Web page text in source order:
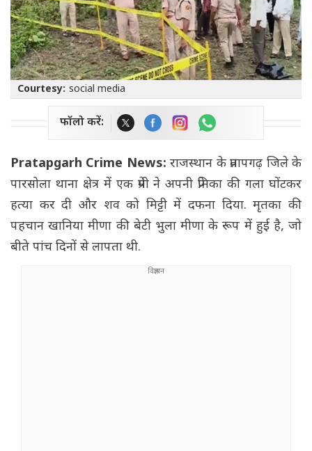
Courtesy: social media
फॉलो करें:
Pratapgarh Crime News: राजस्थान के प्रतापगढ़ जिले के
पारसोला थाना क्षेत्र में एक प्रेमी ने अपनी प्रेमिका की गला घोंटकर
हत्या कर दी और शव को मिट्टी में दफना दिया. मृतका की
पहचान खानिया मीणा की बेटी भुला मीणा के रूप में हुई है, जो
बीते पांच दिनों से लापता थी.